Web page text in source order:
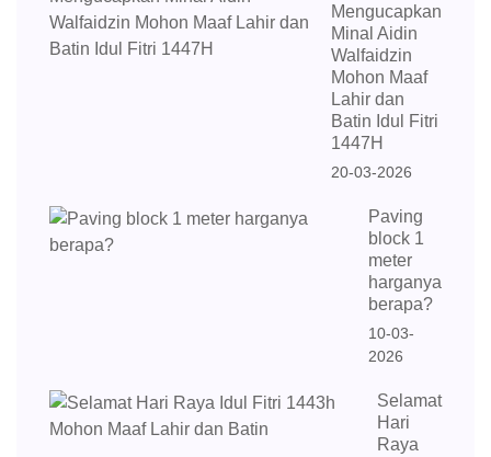
Mengucapkan
Minal Aidin
Walfaidzin
Mohon Maaf
Lahir dan
Batin Idul Fitri
1447H
20-03-2026
Paving
block 1
meter
harganya
berapa?
10-03-
2026
Selamat
Hari
Raya